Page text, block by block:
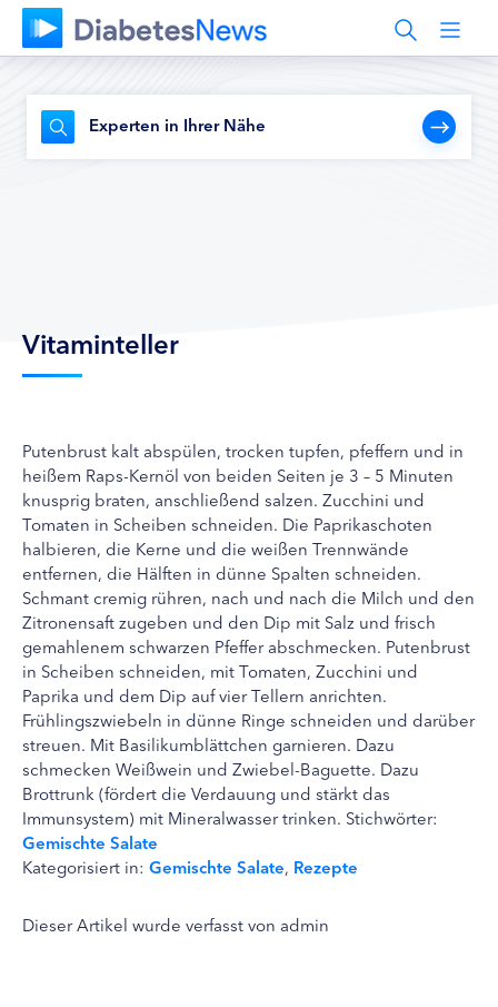
Experten in Ihrer Nähe
Vitaminteller
Putenbrust kalt abspülen, trocken tupfen, pfeffern und in
heißem Raps-Kernöl von beiden Seiten je 3 – 5 Minuten
knusprig braten, anschließend salzen. Zucchini und
Tomaten in Scheiben schneiden. Die Paprikaschoten
halbieren, die Kerne und die weißen Trennwände
entfernen, die Hälften in dünne Spalten schneiden.
Schmant cremig rühren, nach und nach die Milch und den
Zitronensaft zugeben und den Dip mit Salz und frisch
gemahlenem schwarzen Pfeffer abschmecken. Putenbrust
in Scheiben schneiden, mit Tomaten, Zucchini und
Paprika und dem Dip auf vier Tellern anrichten.
Frühlingszwiebeln in dünne Ringe schneiden und darüber
streuen. Mit Basilikumblättchen garnieren. Dazu
schmecken Weißwein und Zwiebel-Baguette. Dazu
Brottrunk (fördert die Verdauung und stärkt das
Immunsystem) mit Mineralwasser trinken. Stichwörter:
Gemischte Salate
Kategorisiert in: Gemischte Salate, Rezepte
Dieser Artikel wurde verfasst von admin